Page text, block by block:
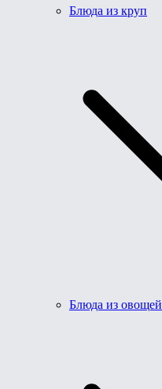
Блюда из круп
Блюда из овощей